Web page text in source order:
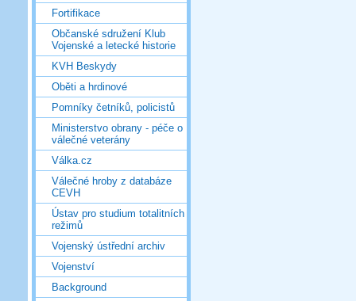
Fortifikace
Občanské sdružení Klub
Vojenské a letecké historie
KVH Beskydy
Oběti a hrdinové
Pomníky četníků, policistů
Ministerstvo obrany - péče o
válečné veterány
Válka.cz
Válečné hroby z databáze
CEVH
Ústav pro studium totalitních
režimů
Vojenský ústřední archiv
Vojenství
Background